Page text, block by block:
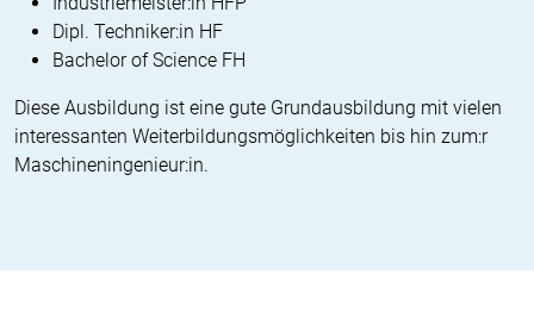
Dipl. Techniker:in HF
Bachelor of Science FH
Diese Ausbildung ist eine gute Grund­ausbildung mit vielen
interessanten Weiterbildungsmöglichkeiten bis hin zum:r
Maschineningenieur:in.